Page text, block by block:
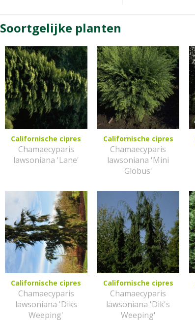
Soortgelijke planten
Californische cipres
Chamaecyparis
lawsoniana 'Lane'
Californische cipres
Chamaecyparis
lawsoniana 'Mini
Globus'
Californische cipres
Chamaecyparis
lawsoniana 'Diks
Weeping'
Californische cipres
Chamaecyparis
lawsoniana 'Dik's
Weeping'